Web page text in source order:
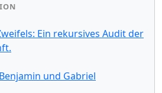
Ein rekursives Audit der
und Gabriel